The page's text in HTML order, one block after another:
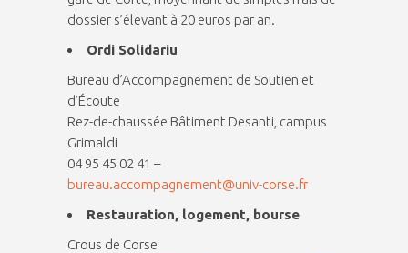
dossier s’élevant à 20 euros par an.
Ordi Solidariu
Bureau d’Accompagnement de Soutien et
d’Écoute
Rez-de-chaussée Bâtiment Desanti, campus
Grimaldi
04 95 45 02 41 –
bureau.accompagnement@univ-corse.fr
Restauration, logement, bourse
Crous de Corse